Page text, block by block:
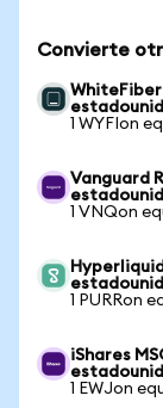
Convierte
WhiteFiber
1 WYFIon
Vanguard
1 VNQon
1 PURRon
iShares
1 EWJon